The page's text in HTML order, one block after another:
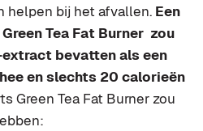
helpen bij het afvallen. Een
Tea Fat Burner zou
bevatten als een
en slechts 20 calorieën
Green Tea Fat Burner zou